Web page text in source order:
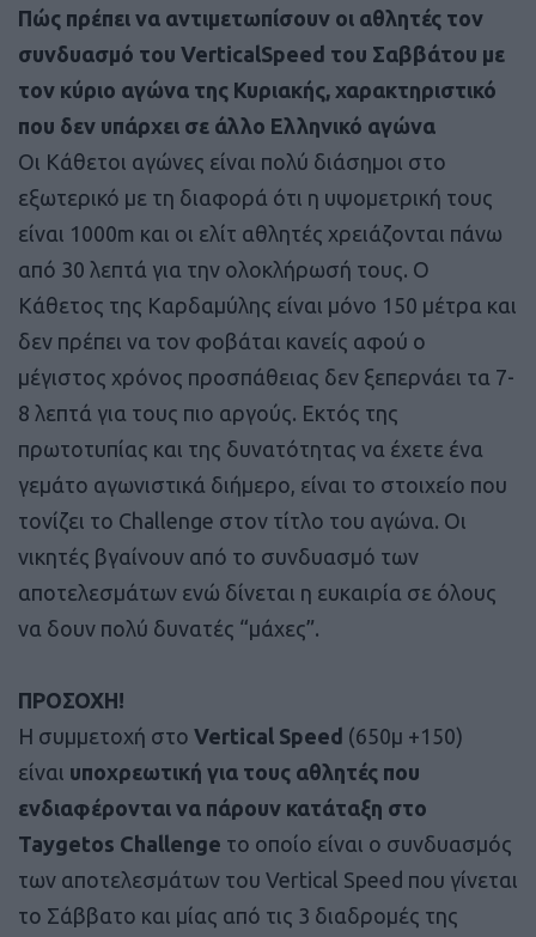
Πώς πρέπει να αντιμετωπίσουν οι αθλητές τον
συνδυασμό του VerticalSpeed του Σαββάτου με
τον κύριο αγώνα της Κυριακής, χαρακτηριστικό
που δεν υπάρχει σε άλλο Ελληνικό αγώνα
Οι Κάθετοι αγώνες είναι πολύ διάσημοι στο
εξωτερικό με τη διαφορά ότι η υψομετρική τους
είναι 1000m και οι ελίτ αθλητές χρειάζονται πάνω
από 30 λεπτά για την ολοκλήρωσή τους. Ο
Κάθετος της Καρδαμύλης είναι μόνο 150 μέτρα και
δεν πρέπει να τον φοβάται κανείς αφού ο
μέγιστος χρόνος προσπάθειας δεν ξεπερνάει τα 7-
8 λεπτά για τους πιο αργούς. Εκτός της
πρωτοτυπίας και της δυνατότητας να έχετε ένα
γεμάτο αγωνιστικά διήμερο, είναι το στοιχείο που
τονίζει το Challenge στον τίτλο του αγώνα. Οι
νικητές βγαίνουν από το συνδυασμό των
αποτελεσμάτων ενώ δίνεται η ευκαιρία σε όλους
να δουν πολύ δυνατές “μάχες”.
ΠΡΟΣΟΧΗ!
Η συμμετοχή στο Vertical Speed (650μ +150)
είναι υποχρεωτική για τους αθλητές που
ενδιαφέρονται να πάρουν κατάταξη στο
Taygetos Challenge το οποίο είναι ο συνδυασμός
των αποτελεσμάτων του Vertical Speed που γίνεται
το Σάββατο και μίας από τις 3 διαδρομές της